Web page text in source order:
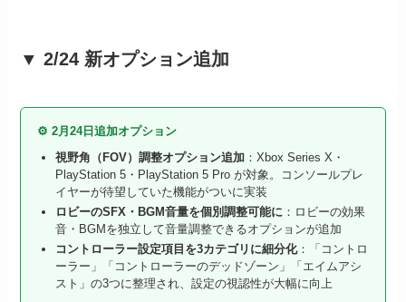
▼ 2/24 新オプション追加
⚙️ 2月24日追加オプション
視野角（FOV）調整オプション追加 ：Xbox Series X・
PlayStation 5・PlayStation 5 Pro が対象。コンソールプレ
イヤーが待望していた機能がついに実装
ロビーのSFX・BGM音量を個別調整可能に ：ロビーの効果
音・BGMを独立して音量調整できるオプションが追加
コントローラー設定項目を3カテゴリに細分化：「コントロ
ーラー」「コントローラーのデッドゾーン」「エイムアシ
スト」の3つに整理され、設定の視認性が大幅に向上